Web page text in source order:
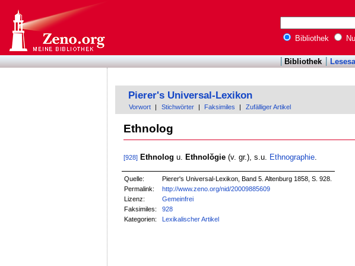
Bibliothek
Bibliothek
Pierer's Universal-Lexikon
Vorwort Stichwörter Faksimiles Zufälliger Artikel
Ethnolog
[928] Ethnolog u. Ethnolŏgie(v. gr.), s.u. Ethnographie.
Quelle:
Pierer's Universal-Lexikon, Band 5. Altenburg 1858, S. 928.
Permalink:
http://www.zeno.org/nid/20009885609
Lizenz:
Gemeinfrei
Faksimiles:
928
Kategorien:
Lexikalischer Artikel